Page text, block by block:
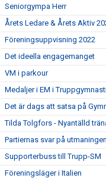
Seniorgympa Herr
Årets Ledare & Årets Aktiv
Föreningsuppvisning 2022
Det ideella engagemanget
VM i parkour
Medaljer i EM i
Det är dags att satsa på
Tilda Tolgfors - Nyantälld
Partiernas svar på
Supporterbuss till Trupp-SM
Föreningsläger i Italien